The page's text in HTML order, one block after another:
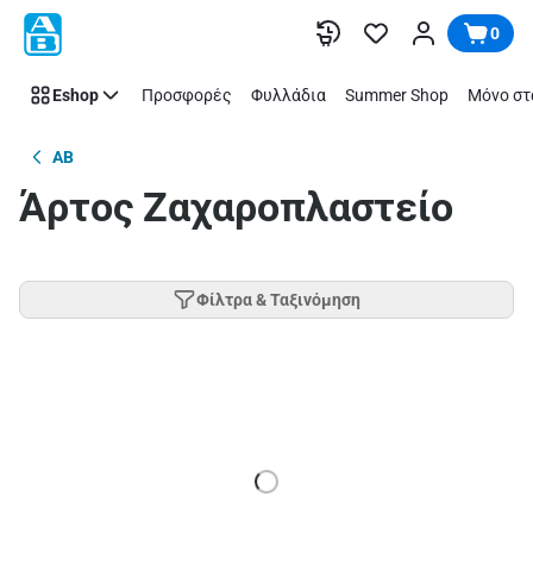
Παράλειψη 0
Eshop Προσφορές Φυλλάδια Summer Shop Μόνο
AB
Άρτος Ζαχαροπλαστείο
Φίλτρα & Ταξινόμηση